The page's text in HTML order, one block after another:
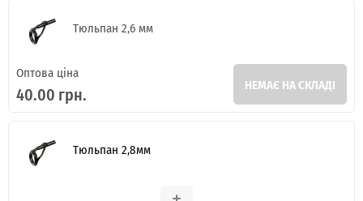
Тюльпан 2,6 мм
Оптова ціна
40.00 грн. НЕМАЄ НА СКЛАДІ
Тюльпан 2,8мм